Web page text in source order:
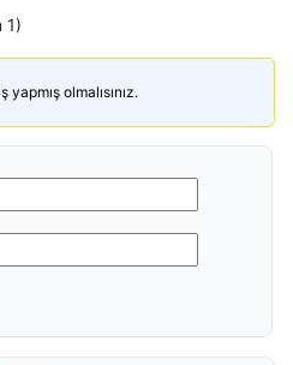
1)
olmalısınız.